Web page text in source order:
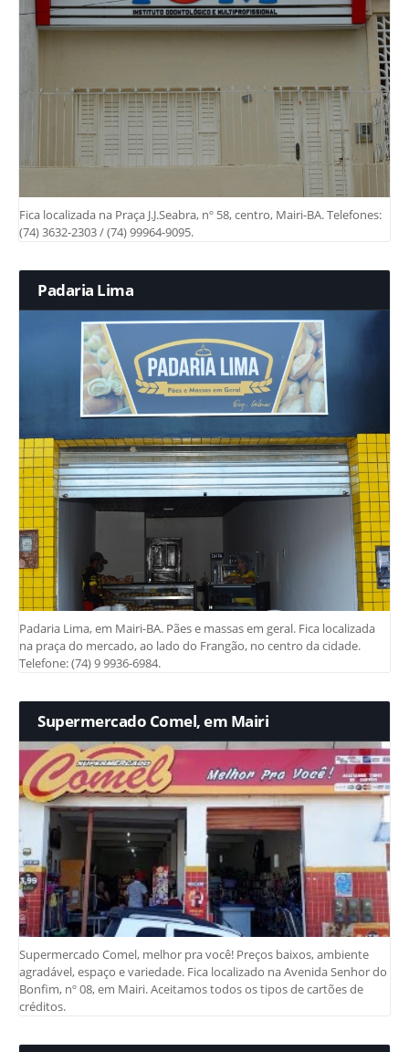
Fica localizada na Praça J.J.Seabra, nº 58, centro, Mairi-BA. Telefones:
(74) 3632-2303 / (74) 99964-9095.
Padaria Lima
Padaria Lima, em Mairi-BA. Pães e massas em geral. Fica localizada
na praça do mercado, ao lado do Frangão, no centro da cidade.
Telefone: (74) 9 9936-6984.
Supermercado Comel, em Mairi
Supermercado Comel, melhor pra você! Preços baixos, ambiente
agradável, espaço e variedade. Fica localizado na Avenida Senhor do
Bonfim, nº 08, em Mairi. Aceitamos todos os tipos de cartões de
créditos.